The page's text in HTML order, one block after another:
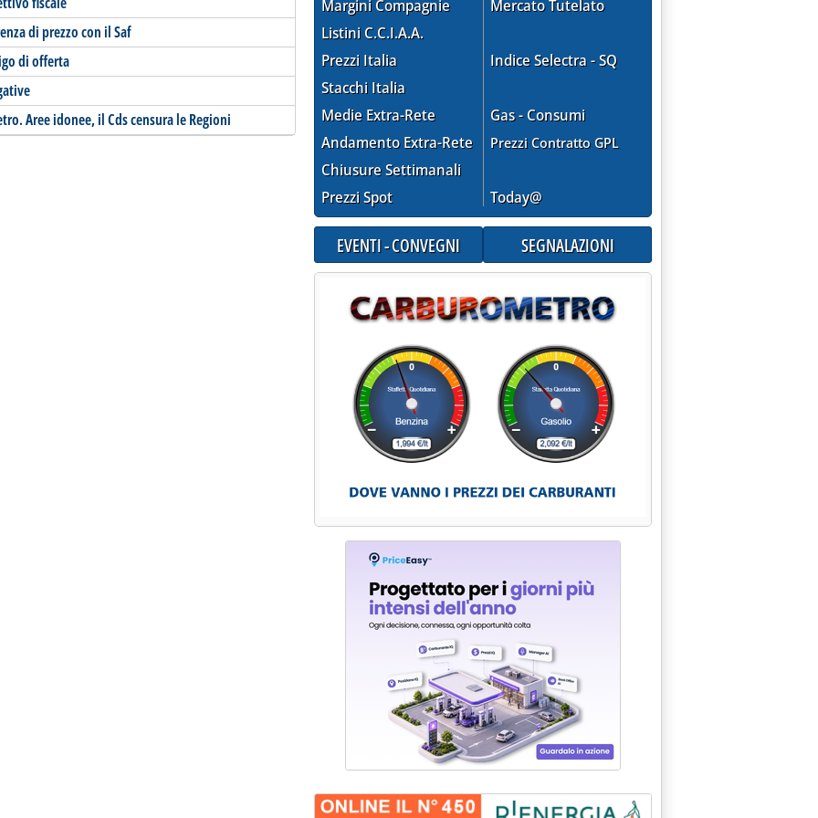
di prezzo con il Saf
di offerta
Aree idonee, il Cds censura le Regioni
Margini Compagnie
Listini C.C.I.A.A.
Prezzi Italia
Stacchi Italia
Medie Extra-Rete
Andamento Extra-Rete
Chiusure Settimanali
Prezzi Spot
Mercato Tutelato
Indice Selectra - SQ
Gas - Consumi
Prezzi Contratto GPL
Today@
EVENTI - CONVEGNI SEGNALAZIONI